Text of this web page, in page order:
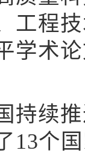
工程
学术
续推
13个